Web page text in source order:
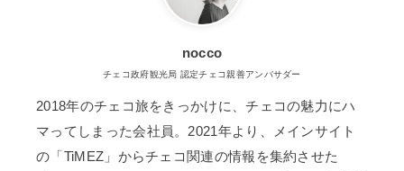
nocco
チェコ政府観光局 認定チェコ親善アンバサダー
2018年のチェコ旅をきっかけに、チェコの魅力にハ
マってしまった会社員。2021年より、メインサイト
の「TiMEZ」からチェコ関連の情報を集約させた